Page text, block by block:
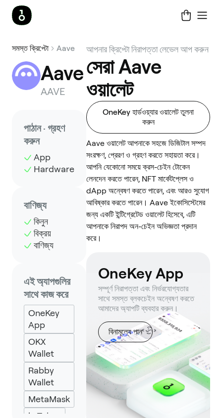
সমস্ত ক্রিপ্টো Aave
Aave
AAVE
পাঠান · গ্রহণ
করুন
App
Hardware
বাণিজ্য
কিনুন
বিক্রয়
বাণিজ্য
এই অ্যাপগুলির
সাথে কাজ করে
OneKey
App
OKX
Wallet
Rabby
Wallet
MetaMask
imToken
আপনার ক্রিপ্টো নিরাপত্তা লেভেল আপ করুন
সেরা Aave
ওয়ালেট
OneKey হার্ডওয়্যার ওয়ালেট তুলনা
করুন
Aave ওয়ালেট আপনাকে সহজে ডিজিটাল সম্পদ
সংরক্ষণ, প্রেরণ ও গ্রহণ করতে সহায়তা করে।
আপনি যেকোনো সময়ে ক্রস-চেইন টোকেন
লেনদেন করতে পারেন, NFT মার্কেটপ্লেস ও
dApp অন্বেষণ করতে পারেন, এবং আরও সুযোগ
আবিষ্কার করতে পারেন। Aave ইকোসিস্টেমের
জন্য একটি ইন্টিগ্রেটেড ওয়ালেট হিসেবে, এটি
আপনাকে নিরাপদ অন-চেইন অভিজ্ঞতা প্রদান
করে।
OneKey App
সম্পূর্ণ নিরাপত্তা এবং নির্ভরযোগ্যতার
সাথে সমস্ত ব্লকচেইন অন্বেষণ করতে
আমাদের অ্যাপটি ব্যবহার করুন।
বিনামূল্যে পান